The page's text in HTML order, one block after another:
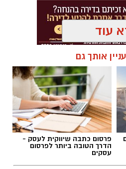
עוד
אותך גם
פרסום כתבה שיווקית לעסק -
הדרך הטובה ביותר לפרסום
עסקים